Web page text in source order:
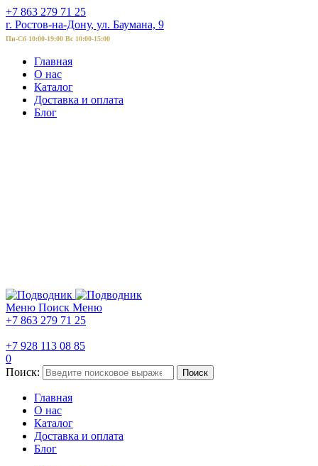
+7 863 279 71 25
г. Ростов-на-Дону, ул. Баумана, 9
Пн-Сб 10:00-19:00 Вс 10:00-15:00
Главная
О нас
Каталог
Доставка и оплата
Блог
Меню Поиск Меню
+7 863 279 71 25
+7 928 113 08 85
0
Поиск:
Поиск
Главная
О нас
Каталог
Доставка и оплата
Блог